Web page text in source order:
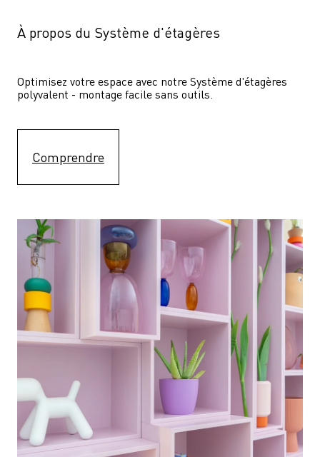
À propos du Système d'étagères
Optimisez votre espace avec notre Système d'étagères
polyvalent - montage facile sans outils.
Comprendre